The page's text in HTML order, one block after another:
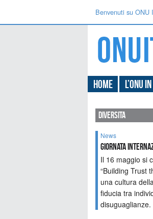
Benvenuti su ONU
Home L’ONU
diversita
News
GIORNATA
Il 16 maggio si
“Building Trust
una cultura
fiducia tra
disuguaglianze.